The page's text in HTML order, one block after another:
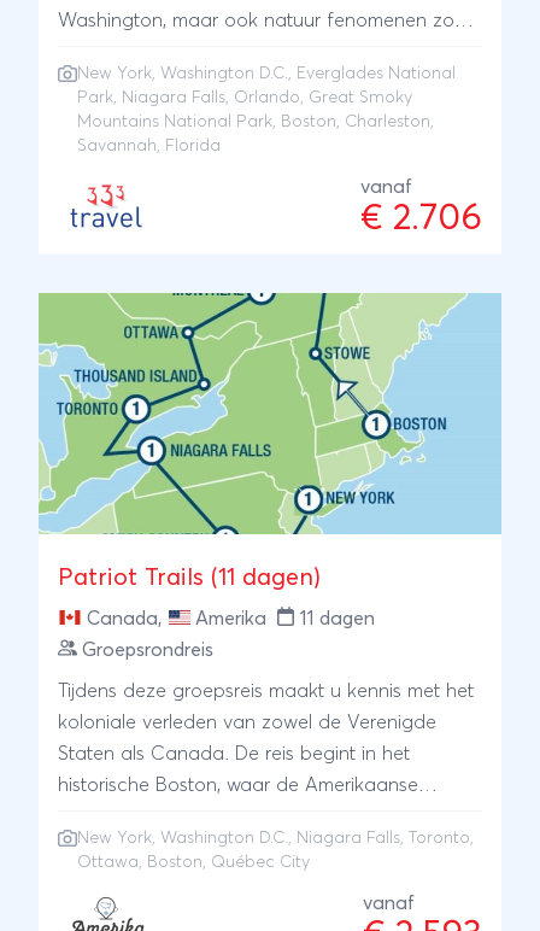
Washington, maar ook natuur fenomenen zoals,
Tijdens deze reis maak je ook kennis met de
zuidelijke charme van Charleston en Savannah,
om daarna nog zuidelijker af te zakken naar
hoofdstad Orlando, de Everglades en de
New York, Washington D.C., Everglades National
Park, Niagara Falls, Orlando, Great Smoky
Mountains National Park, Boston, Charleston,
Savannah, Florida
vanaf
€ 2.706
Patriot Trails (11 dagen)
Canada, Amerika
11 dagen
Groepsrondreis
Tijdens deze groepsreis maakt u kennis met het
koloniale verleden van zowel de Verenigde
Staten als Canada. De reis begint in het
historische Boston, waar de Amerikaanse
ontdekt u de moderne skyline van Toronto, de
indrukwekkende regeringsgebouwen van
New York, Washington D.C., Niagara Falls, Toronto,
Ottawa, Boston, Québec City
vanaf